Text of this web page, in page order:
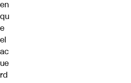
en
qu
e
el
ac
ue
rd